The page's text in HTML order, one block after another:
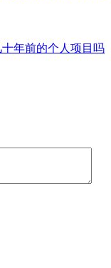
年前的个人项目吗